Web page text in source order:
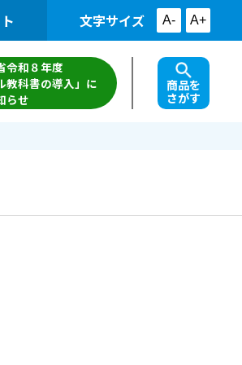
文字サイズ A- A+
令和８年度
教科書の導入」に
らせ
商品を
さがす